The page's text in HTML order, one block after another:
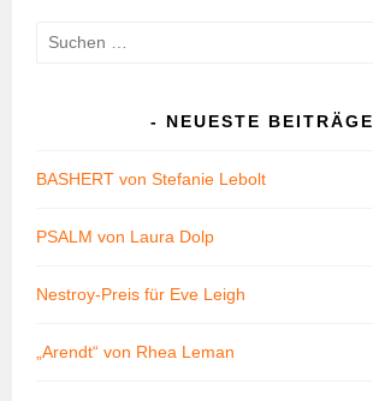
Suchen
NEUESTE BEITRÄGE
BASHERT von Stefanie Lebolt
PSALM von Laura Dolp
Nestroy-Preis für Eve Leigh
„Arendt“ von Rhea Leman